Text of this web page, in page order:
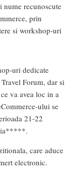
recunoscute
prin
si workshop-uri
uri dedicate
Forum, dar si
va avea loc in a
ului se
21-22
care aduce
electronic.